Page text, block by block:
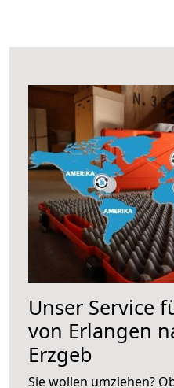
Unser Service
von Erlangen
Erzgeb
Sie wollen umziehen?